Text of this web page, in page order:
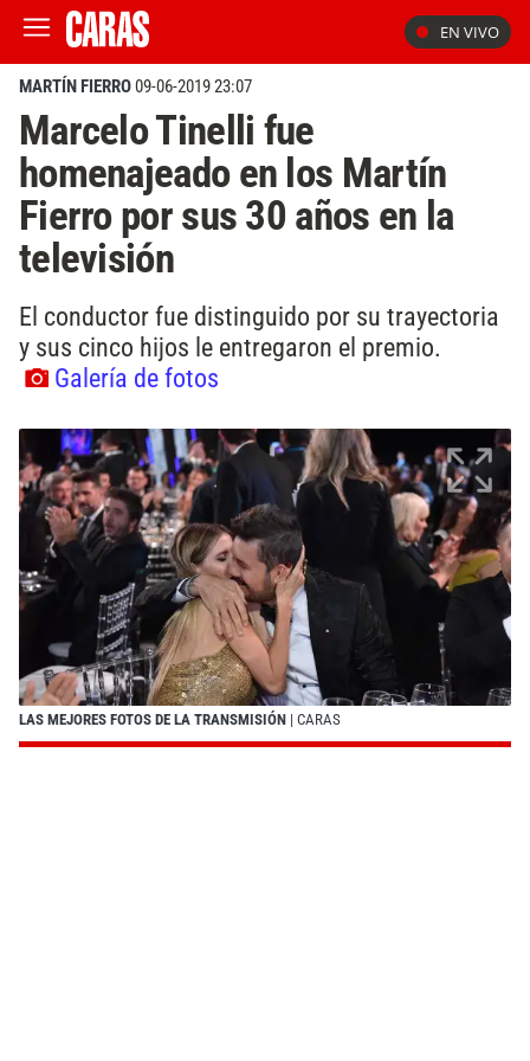
EN VIVO
MARTÍN FIERRO09-06-2019 23:07
Marcelo Tinelli fue
homenajeado en los Martín
Fierro por sus 30 años en la
televisión
El conductor fue distinguido por su trayectoria
y sus cinco hijos le entregaron el premio.
Galería de fotos
LAS MEJORES FOTOS DE LA TRANSMISIÓN | CARAS